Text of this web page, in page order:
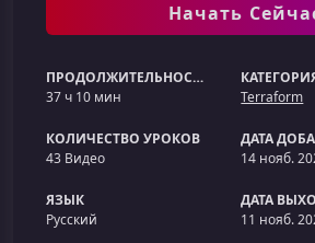
Начать
ПРОДОЛЖИТЕЛЬНОСТЬ
37 ч 10 мин
Terraform
КОЛИЧЕСТВО УРОКОВ
43 Видео
ДАТА
14 нояб.
ЯЗЫК
Русский
ДАТА
11 нояб.